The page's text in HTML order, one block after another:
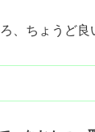
、ちょうど良